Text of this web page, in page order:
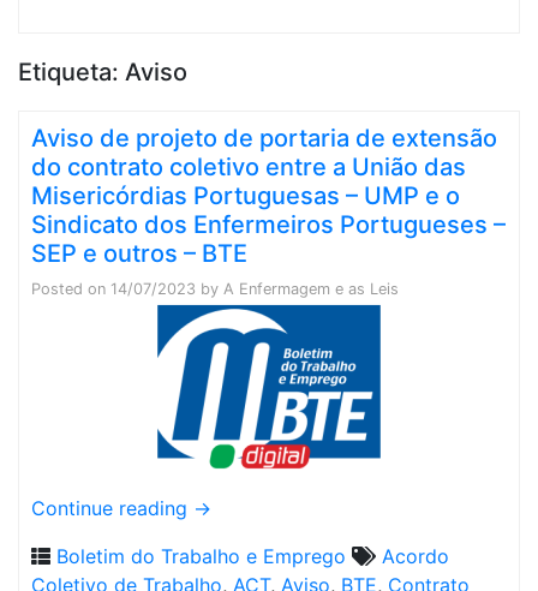
Etiqueta: Aviso
Aviso de projeto de portaria de extensão
do contrato coletivo entre a União das
Misericórdias Portuguesas – UMP e o
Sindicato dos Enfermeiros Portugueses –
SEP e outros – BTE
Posted on 14/07/2023 by A Enfermagem e as Leis
Continue reading →
Boletim do Trabalho e Emprego
Acordo
Coletivo de Trabalho, ACT, Aviso, BTE, Contrato